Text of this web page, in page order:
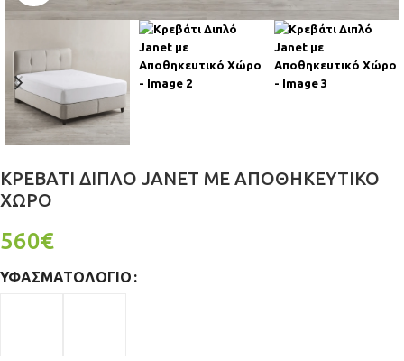
ΚΡΕΒΆΤΙ ΔΙΠΛΌ JANET ΜΕ ΑΠΟΘΗΚΕΥΤΙΚΌ
ΧΏΡΟ
560€
ΥΦΑΣΜΑΤΟΛΌΓΙΟ